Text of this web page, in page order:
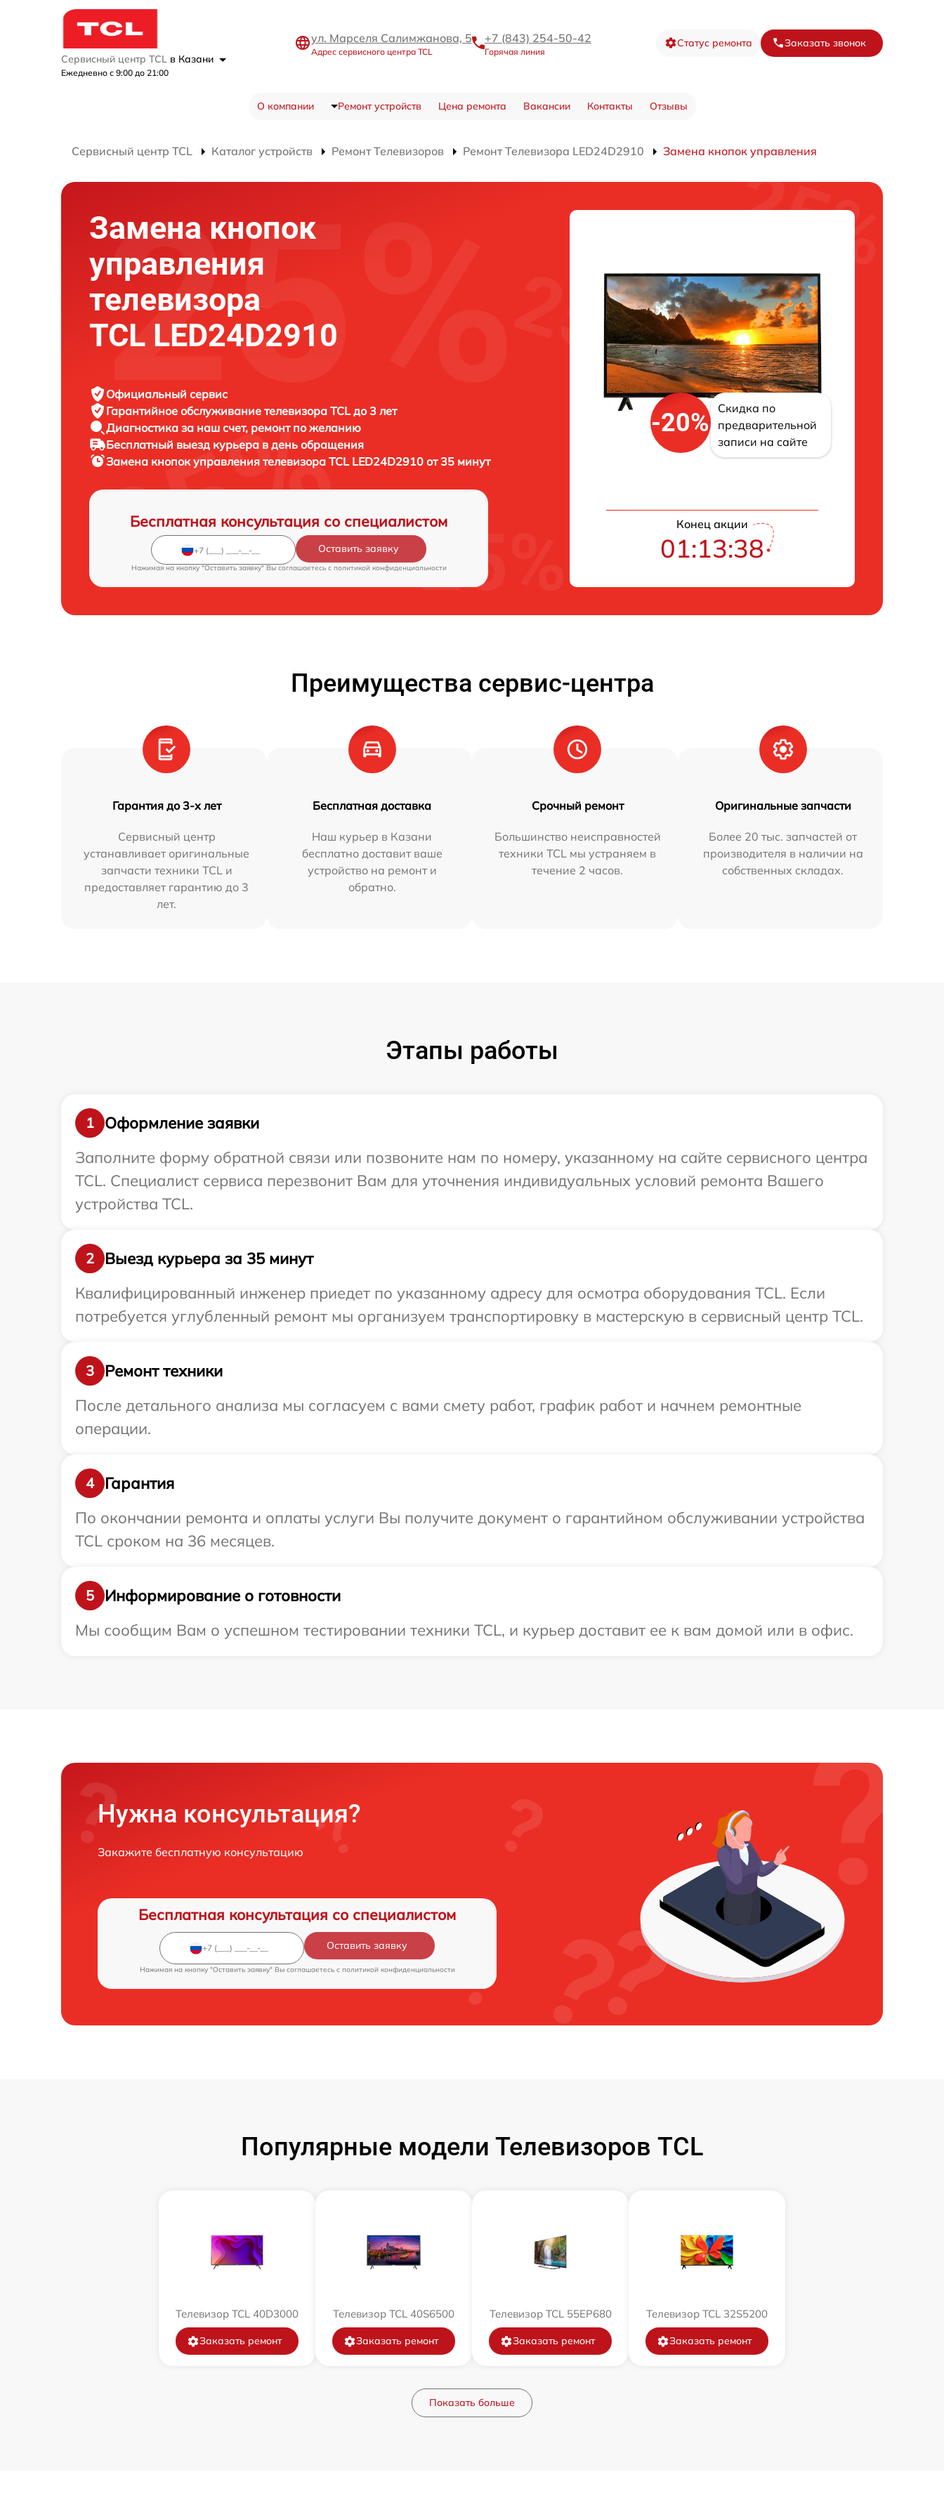
Сервисный центр TCL в Казани
Ежедневно с 9:00 до 21:00
ул. Марселя Салимжанова, 5
Адрес сервисного центра TCL
+7 (843) 254-50-42
Горячая линия
Статус ремонта Заказать звонок
О компании Ремонт устройств Цена ремонта Вакансии Контакты Отзывы
Сервисный центр TCL Каталог устройств Ремонт Телевизоров Ремонт Телевизора LED24D2910 Замена кнопок управления
Замена кнопок
управления
телевизора
TCL LED24D2910
Официальный сервис
Гарантийное обслуживание телевизора TCL до 3 лет
Диагностика за наш счет, ремонт по желанию
Бесплатный выезд курьера в день обращения
Замена кнопок управления телевизора TCL LED24D2910 от 35 минут
Бесплатная консультация со специалистом
Оставить заявку
Нажимая на кнопку "Оставить заявку" Вы соглашаетесь c политикой конфиденциальности
-20%
Скидка по
предварительной
записи на сайте
Конец акции
01:13:37
Преимущества сервис-центра
Гарантия до 3-х лет
Сервисный центр
устанавливает оригинальные
запчасти техники TCL и
предоставляет гарантию до 3
лет.
Бесплатная доставка
Наш курьер в Казани
бесплатно доставит ваше
устройство на ремонт и
обратно.
Срочный ремонт
Большинство неисправностей
техники TCL мы устраняем в
течение 2 часов.
Оригинальные запчасти
Более 20 тыс. запчастей от
производителя в наличии на
собственных складах.
Этапы работы
1
Оформление заявки
Заполните форму обратной связи или позвоните нам по номеру, указанному на сайте сервисного центра
TCL. Специалист сервиса перезвонит Вам для уточнения индивидуальных условий ремонта Вашего
устройства TCL.
2
Выезд курьера за 35 минут
Квалифицированный инженер приедет по указанному адресу для осмотра оборудования TCL. Если
потребуется углубленный ремонт мы организуем транспортировку в мастерскую в сервисный центр TCL.
3
Ремонт техники
После детального анализа мы согласуем с вами смету работ, график работ и начнем ремонтные
операции.
4
Гарантия
По окончании ремонта и оплаты услуги Вы получите документ о гарантийном обслуживании устройства
TCL сроком на 36 месяцев.
5
Информирование о готовности
Мы сообщим Вам о успешном тестировании техники TCL, и курьер доставит ее к вам домой или в офис.
Нужна консультация?
Закажите бесплатную консультацию
Бесплатная консультация со специалистом
Оставить заявку
Нажимая на кнопку "Оставить заявку" Вы соглашаетесь c политикой конфиденциальности
Популярные модели Телевизоров TCL
Телевизор TCL 40D3000
Заказать ремонт
Телевизор TCL 40S6500
Заказать ремонт
Телевизор TCL 55EP680
Заказать ремонт
Телевизор TCL 32S5200
Заказать ремонт
Показать больше